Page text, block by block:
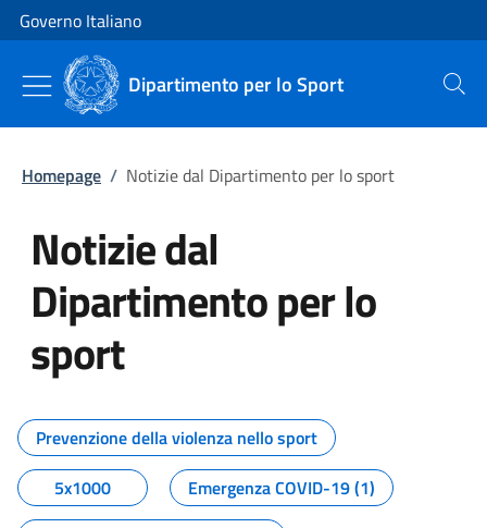
Vai al contenuto
Vai alla navigazione del sito
Governo Italiano
Dipartimento per lo Sport Cerca
Homepage / Notizie dal Dipartimento per lo sport
Notizie dal
Dipartimento per lo
sport
Tutti i contenuti della pagina
Prevenzione della violenza nello sport
5x1000
Emergenza COVID-19 (1)